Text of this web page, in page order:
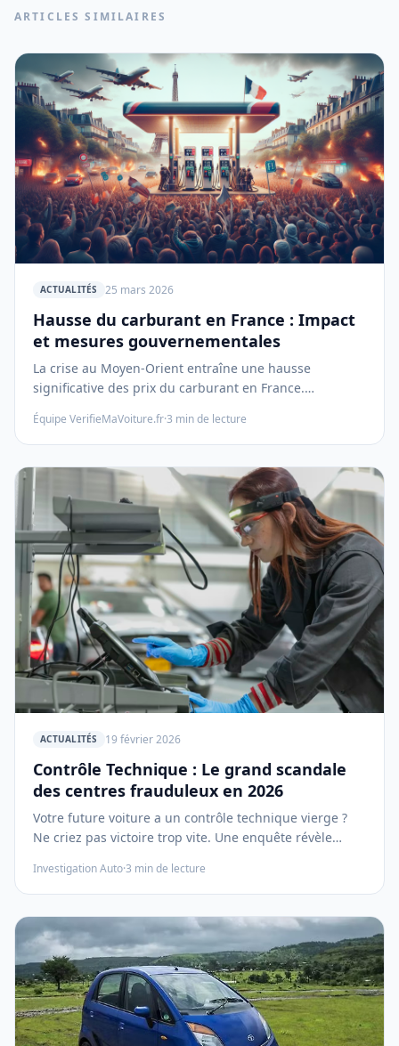
ARTICLES SIMILAIRES
ACTUALITÉS 25 mars 2026
Hausse du carburant en France : Impact
et mesures gouvernementales
La crise au Moyen-Orient entraîne une hausse
significative des prix du carburant en France.
mesures mises en place par le gouvernement.
Équipe VerifieMaVoiture.fr·3 min de lecture
ACTUALITÉS 19 février 2026
Contrôle Technique : Le grand scandale
des centres frauduleux en 2026
Votre future voiture a un contrôle technique vierge ?
Ne criez pas victoire trop vite. Une enquête révèle
défauts majeurs ignorés contre pot-de-vin... Découvrez
les dessous d'un système qui valide des "bombes à
retardement".
Investigation Auto·3 min de lecture